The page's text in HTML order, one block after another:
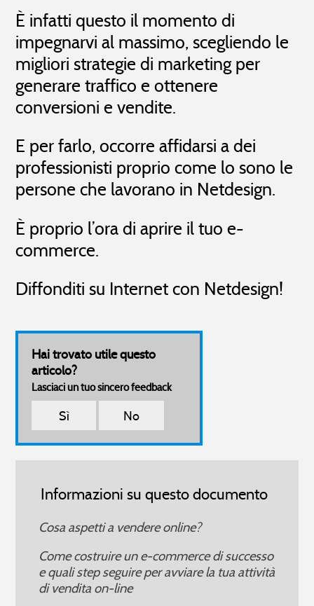
È infatti questo il momento di
impegnarvi al massimo, scegliendo le
migliori strategie di marketing per
generare traffico e ottenere
conversioni e vendite.
E per farlo, occorre affidarsi a dei
professionisti proprio come lo sono le
persone che lavorano in Netdesign.
È proprio l’ora di aprire il tuo e-
commerce.
Diffonditi su Internet con Netdesign!
Hai trovato utile questo
articolo?
Lasciaci un tuo sincero feedback
Sì No
Informazioni su questo documento
Cosa aspetti a vendere online?
Come costruire un e-commerce di successo
e quali step seguire per avviare la tua attività
di vendita on-line